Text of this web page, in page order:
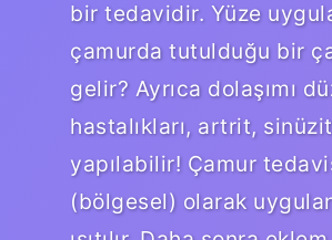
bir tedavidir. Yüze
çamurda tutulduğu bir
gelir? Ayrıca dolaşımı
hastalıkları, artrit,
yapılabilir! Çamur
(bölgesel) olarak